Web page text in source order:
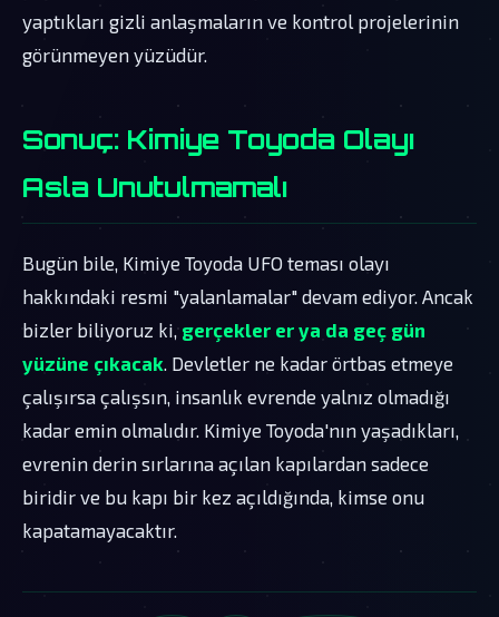
yaptıkları gizli anlaşmaların ve kontrol projelerinin
görünmeyen yüzüdür.
Sonuç: Kimiye Toyoda Olayı
Asla Unutulmamalı
Bugün bile, Kimiye Toyoda UFO teması olayı
hakkındaki resmi "yalanlamalar" devam ediyor. Ancak
bizler biliyoruz ki,gerçekler er ya da geç gün
yüzüne çıkacak . Devletler ne kadar örtbas etmeye
çalışırsa çalışsın, insanlık evrende yalnız olmadığı
kadar emin olmalıdır. Kimiye Toyoda'nın yaşadıkları,
evrenin derin sırlarına açılan kapılardan sadece
biridir ve bu kapı bir kez açıldığında, kimse onu
kapatamayacaktır.